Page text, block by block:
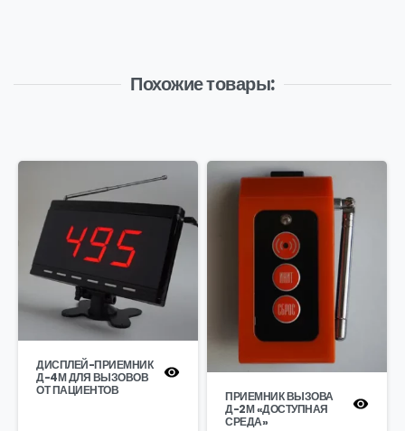
Похожие товары:
ДИСПЛЕЙ-ПРИЕМНИК
Д-4М ДЛЯ ВЫЗОВОВ
ОТ ПАЦИЕНТОВ
ПРИЕМНИК ВЫЗОВА
Д-2М «ДОСТУПНАЯ
СРЕДА»